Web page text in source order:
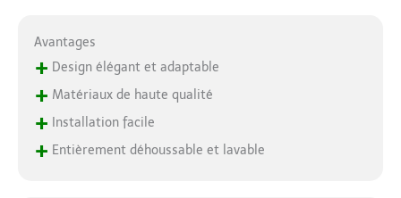
lavables en machine
Avantages
+ Design élégant et adaptable
+ Matériaux de haute qualité
+ Installation facile
+ Entièrement déhoussable et lavable